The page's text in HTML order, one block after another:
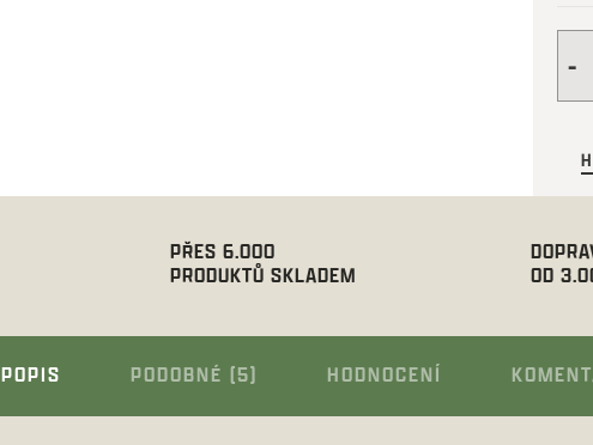
PŘES 6.000
PRODUKTŮ SKLADEM
OD
POPIS PODOBNÉ (5) HODNOCENÍ